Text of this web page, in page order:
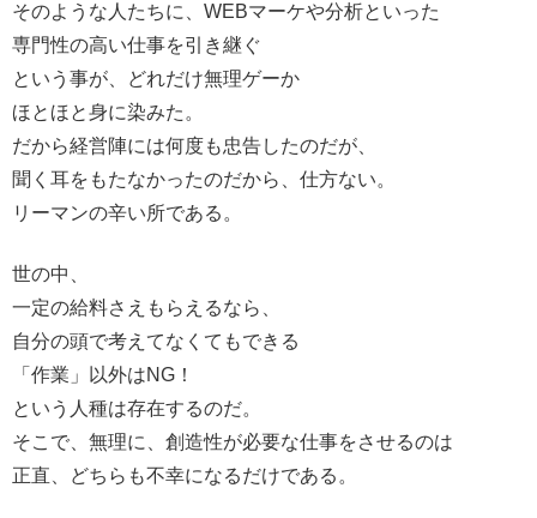
そのような人たちに、WEBマーケや分析といった
専門性の高い仕事を引き継ぐ
という事が、どれだけ無理ゲーか
ほとほと身に染みた。
だから経営陣には何度も忠告したのだが、
聞く耳をもたなかったのだから、仕方ない。
リーマンの辛い所である。
世の中、
一定の給料さえもらえるなら、
自分の頭で考えてなくてもできる
「作業」以外はNG！
という人種は存在するのだ。
そこで、無理に、創造性が必要な仕事をさせるのは
正直、どちらも不幸になるだけである。